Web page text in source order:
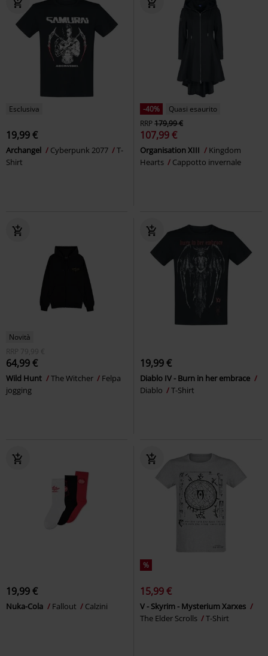
Esclusiva
19,99 €
Archangel Cyberpunk 2077
T-
Shirt
-40%
Quasi esaurito
RRP179,99 €
107,99 €
Organisation XIII
Kingdom
Hearts
Cappotto invernale
Novità
RRP
79,99 €
64,99 €
Wild Hunt The Witcher
Felpa
jogging
19,99 €
Diablo IV - Burn in her embrace
Diablo
T-Shirt
19,99 €
Nuka-Cola Fallout Calzini
%
15,99 €
V - Skyrim - Mysterium Xarxes
The Elder Scrolls
T-Shirt